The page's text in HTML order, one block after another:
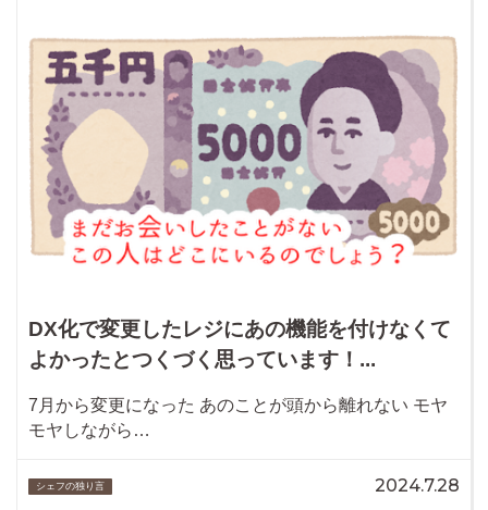
DX化で変更したレジにあの機能を付けなくて
よかったとつくづく思っています！...
7月から変更になった あのことが頭から離れない モヤ
モヤしながら…
シェフの独り言 2024.7.28